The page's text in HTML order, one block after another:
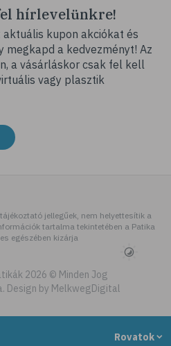
Rovatok
hírlevelünkre!
aktuális kupon akciókat és
megkapd a kedvezményt! Az
a vásárláskor csak fel kell
vagy plasztik
jellegűek, nem helyettesítik a
tartalma tekintetében a Patika
egészében kizárja
2026 © Minden Jog
Design by MelkwegDigital